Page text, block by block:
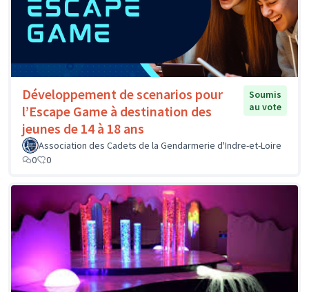
Développement de scenarios pour
l’Escape Game à destination des
jeunes de 14 à 18 ans
Soumis
au vote
Association des Cadets de la Gendarmerie d'Indre-et-Loire
0
0